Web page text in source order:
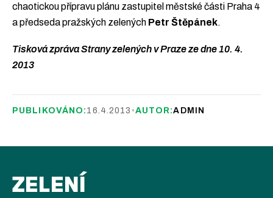
chaotickou přípravu plánu zastupitel městské části Praha 4
a předseda pražských zelených Petr Štěpánek.
Tisková zpráva Strany zelených v Praze ze dne 10. 4.
2013
PUBLIKOVÁNO: 16.4.2013 •AUTOR:ADMIN
ZELENÍ